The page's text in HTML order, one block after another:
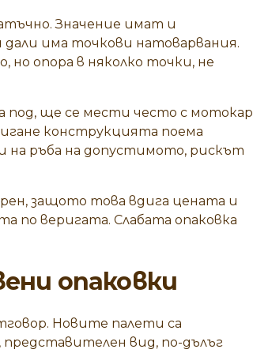
Значение имат и
има точкови натоварвания.
опора в няколко точки, не
под, ще се мести често с мотокар
конструкцията поема
на ръба на допустимото, рискът
защото това вдига цената и
по веригата. Слабата опаковка
опаковки
Новите палети са
вид, по-дълъг